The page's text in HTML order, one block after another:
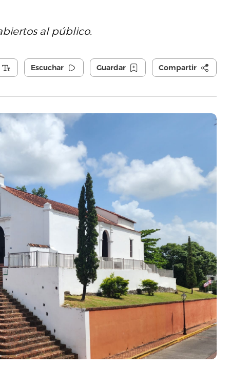
al público.
Escuchar Guardar Compartir